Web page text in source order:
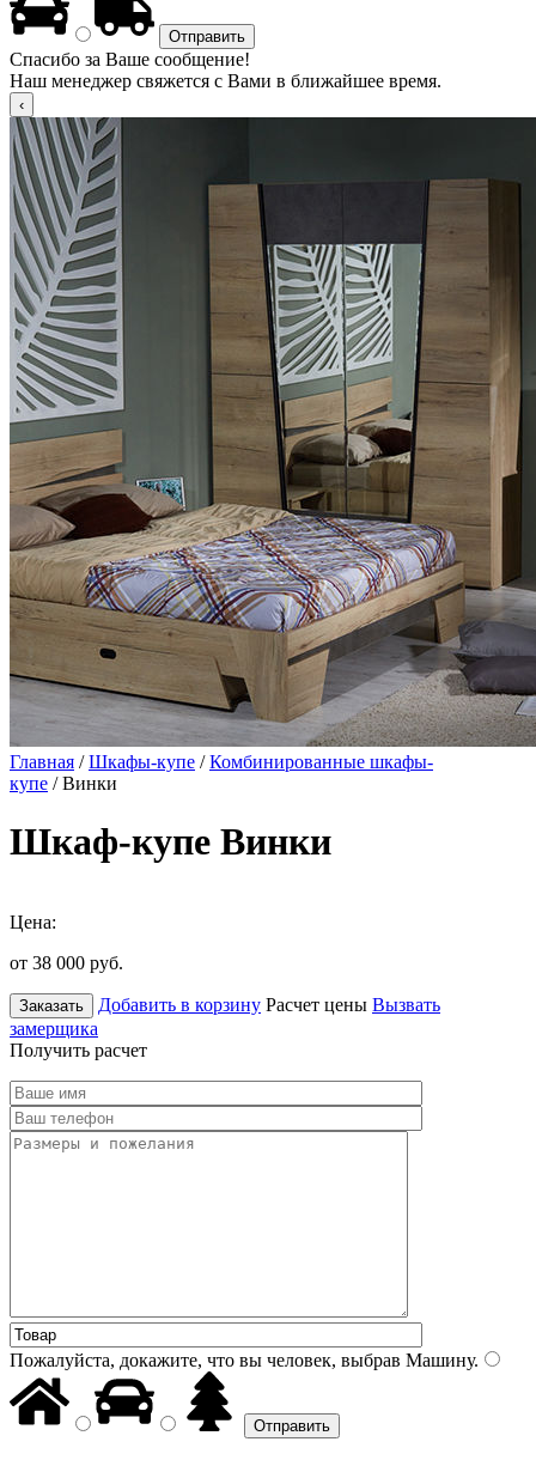
Спасибо за Ваше сообщение!
Наш менеджер свяжется с Вами в ближайшее время.
Главная /Шкафы-купе /Комбинированные шкафы-
купе / Винки
Шкаф-купе Винки
Цена:
от 38 000 руб.
Заказать Добавить в корзину Расчет цены Вызвать
замерщика
Получить расчет
Пожалуйста, докажите, что вы человек, выбрав Машину.